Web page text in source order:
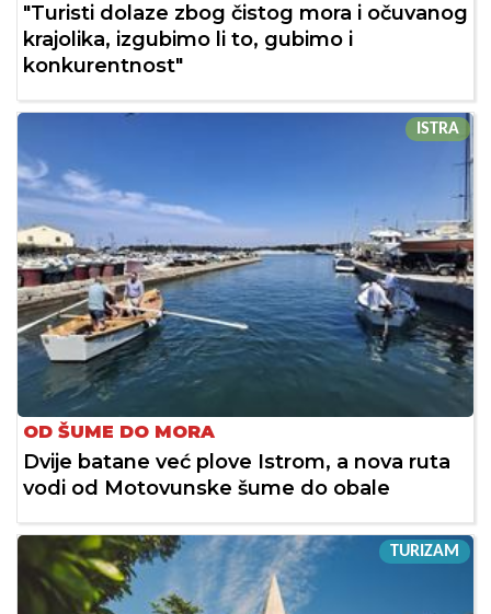
"Turisti dolaze zbog čistog mora i očuvanog
krajolika, izgubimo li to, gubimo i
konkurentnost"
ISTRA
OD ŠUME DO MORA
Dvije batane već plove Istrom, a nova ruta
vodi od Motovunske šume do obale
TURIZAM